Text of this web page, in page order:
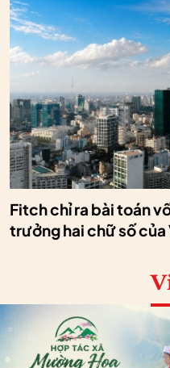
Fitch chỉ ra bài toán
trưởng hai chữ số của